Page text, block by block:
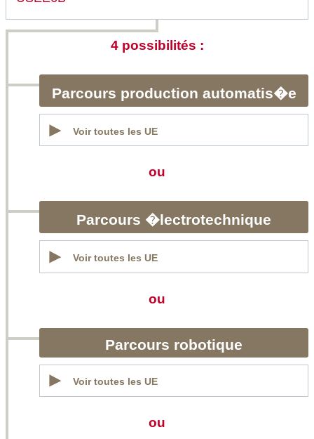
4 possibilités :
Parcours production automatis�e
Voir toutes les UE
ou
Parcours �lectrotechnique
Voir toutes les UE
ou
Parcours robotique
Voir toutes les UE
ou